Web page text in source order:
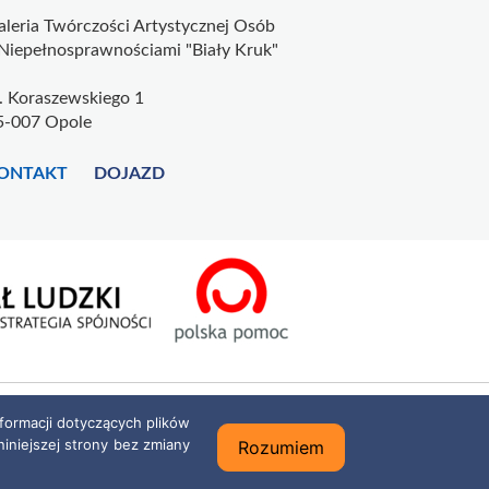
Twórczości Artystycznej Osób
"Biały Kruk"
Koraszewskiego 1
007 Opole
DOJAZD
dotyczących plików
strony bez zmiany
Rozumiem